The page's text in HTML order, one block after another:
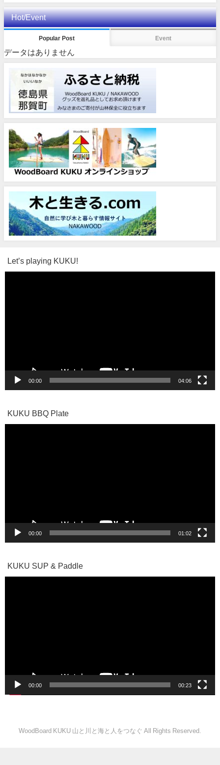
Hot/Event
Popular Post Event
データはありません
Let’s playing KUKU!
00:00 04:06
KUKU BBQ Plate
00:00 01:02
KUKU SUP & Paddle
00:00 00:23
WoodBoard KUKU 山と川と海と人をつなぐ All Rights Reserved.